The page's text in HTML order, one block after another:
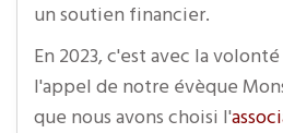
un soutien financier.
En 2023, c'est avec la
l'appel de notre évèque
que nous avons choisi l'